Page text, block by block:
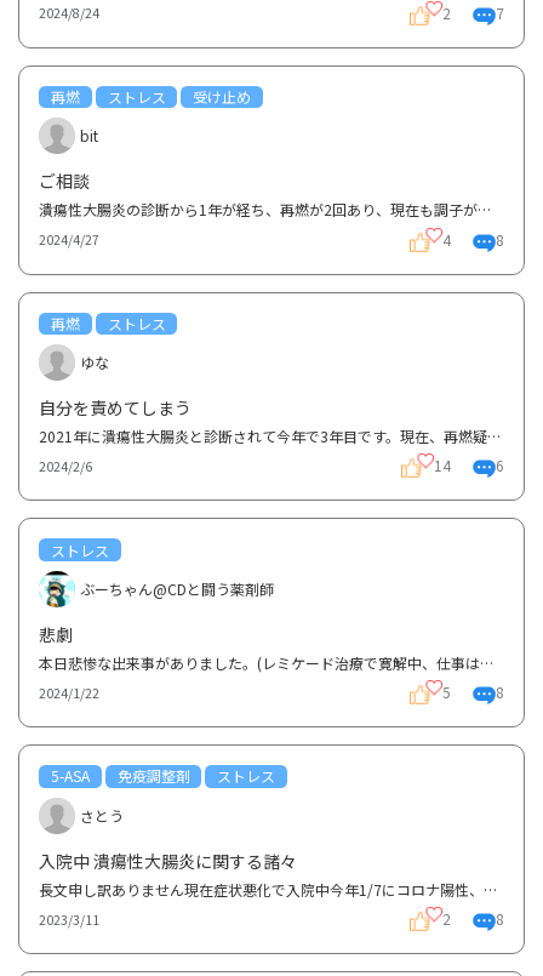
2024/8/24 2 7
再燃 ストレス
受け止め
bit
ご相談
潰瘍性大腸炎の診断から1年が経ち、再燃が2回あり、現在も調子が悪い状況です。生活面でも我慢が増え、...
2024/4/27 4 8
再燃
ストレス
ゆな
自分を責めてしまう
2021年に潰瘍性大腸炎と診断されて今年で3年目です。現在、再燃疑惑です。1月下旬に普通便に粘液が混じ...
2024/2/6 14 6
ストレス
ぶーちゃん@CDと闘う薬剤師
悲劇
本日悲惨な出来事がありました。(レミケード治療で寛解中、仕事は薬剤師)先週金曜日、原因不明の水下痢...
2024/1/22 5 8
5-ASA 免疫調整剤
ストレス
さとう
入院中 潰瘍性大腸炎に関する諸々
長文申し訳ありません現在症状悪化で入院中今年1/7にコロナ陽性、数日後、便に血が混ざってるのをはっき...
2023/3/11 2 8